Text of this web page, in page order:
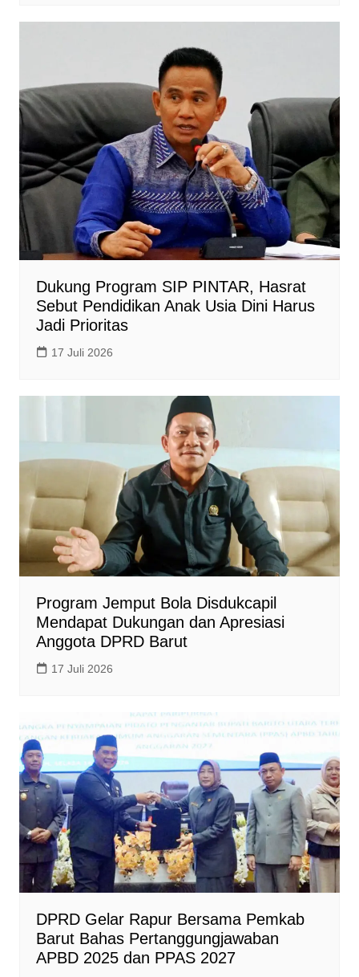
Dukung Program SIP PINTAR, Hasrat
Sebut Pendidikan Anak Usia Dini Harus
Jadi Prioritas
17 Juli 2026
Program Jemput Bola Disdukcapil
Mendapat Dukungan dan Apresiasi
Anggota DPRD Barut
17 Juli 2026
DPRD Gelar Rapur Bersama Pemkab
Barut Bahas Pertanggungjawaban
APBD 2025 dan PPAS 2027